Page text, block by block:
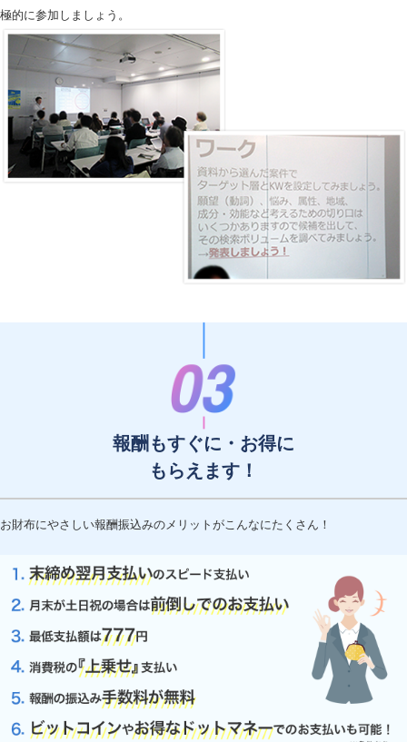
極的に参加しましょう。
報酬もすぐに・お得に
もらえます！
お財布にやさしい報酬振込みのメリットがこんなにたくさん！